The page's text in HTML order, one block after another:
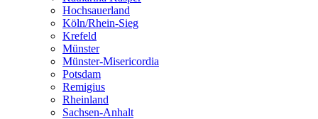
Hochsauerland
Köln/Rhein-Sieg
Krefeld
Münster
Münster-Misericordia
Potsdam
Remigius
Rheinland
Sachsen-Anhalt